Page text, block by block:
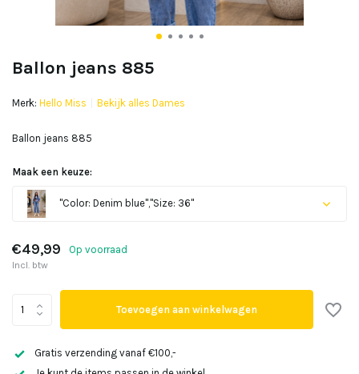
Ballon jeans 885
Merk: Hello Miss Bekijk alles Dames
Ballon jeans 885
Maak een keuze:
"Color: Denim blue","Size: 36"
€49,99 Op voorraad
Incl. btw
Toevoegen aan winkelwagen
Gratis verzending vanaf €100,-